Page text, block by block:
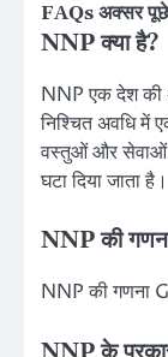
FAQs अक्सर
NNP क्या है?
NNP एक देश की
निश्चित अवधि में
वस्तुओं और सेवाओं
घटा दिया जाता है।
NNP की
NNP की गणना